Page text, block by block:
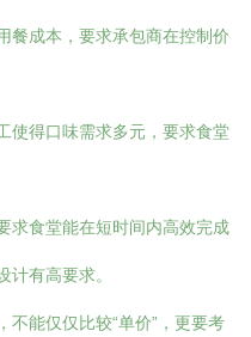
餐成本，要求承包商在控制价
使得口味需求多元，要求食堂
求食堂能在短时间内高效完成
计有高要求。
不能仅仅比较“单价”，更要考